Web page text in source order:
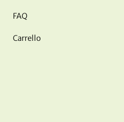
FAQ
Carrello